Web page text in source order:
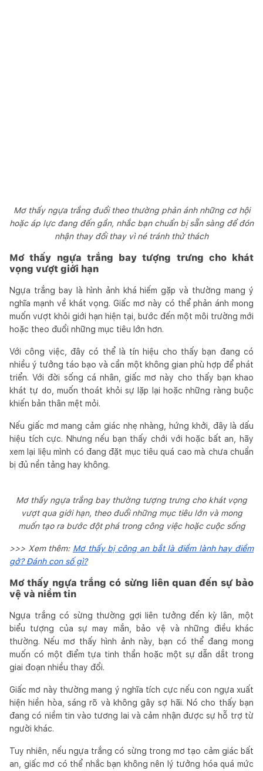
Mơ thấy ngựa trắng đuổi theo thường phản ánh những cơ hội
hoặc áp lực đang đến gần, nhắc bạn chuẩn bị sẵn sàng để đón
nhận thay đổi thay vì né tránh thử thách
Mơ thấy ngựa trắng bay tượng trưng cho khát
vọng vượt giới hạn
Ngựa trắng bay là hình ảnh khá hiếm gặp và thường mang ý
nghĩa mạnh về khát vọng. Giấc mơ này có thể phản ánh mong
muốn vượt khỏi giới hạn hiện tại, bước đến một môi trường mới
hoặc theo đuổi những mục tiêu lớn hơn.
Với công việc, đây có thể là tín hiệu cho thấy bạn đang có
nhiều ý tưởng táo bạo và cần một không gian phù hợp để phát
triển. Với đời sống cá nhân, giấc mơ này cho thấy bạn khao
khát tự do, muốn thoát khỏi sự lặp lại hoặc những ràng buộc
khiến bản thân mệt mỏi.
Nếu giấc mơ mang cảm giác nhẹ nhàng, hứng khởi, đây là dấu
hiệu tích cực. Nhưng nếu bạn thấy chới với hoặc bất an, hãy
xem lại liệu mình có đang đặt mục tiêu quá cao mà chưa chuẩn
bị đủ nền tảng hay không.
Mơ thấy ngựa trắng bay thường tượng trưng cho khát vọng
vượt qua giới hạn, theo đuổi những mục tiêu lớn và mong
muốn tạo ra bước đột phá trong công việc hoặc cuộc sống
>>> Xem thêm: Mơ thấy bị công an bắt là điềm lành hay điềm
gở? Đánh con số gì?
Mơ thấy ngựa trắng có sừng liên quan đến sự bảo
vệ và niềm tin
Ngựa trắng có sừng thường gợi liên tưởng đến kỳ lân, một
biểu tượng của sự may mắn, bảo vệ và những điều khác
thường. Nếu mơ thấy hình ảnh này, bạn có thể đang mong
muốn có một điểm tựa tinh thần hoặc một sự dẫn dắt trong
giai đoạn nhiều thay đổi.
Giấc mơ này thường mang ý nghĩa tích cực nếu con ngựa xuất
hiện hiền hòa, sáng rõ và không gây sợ hãi. Nó cho thấy bạn
đang có niềm tin vào tương lai và cảm nhận được sự hỗ trợ từ
người khác.
Tuy nhiên, nếu ngựa trắng có sừng trong mơ tạo cảm giác bất
an, giấc mơ có thể nhắc bạn không nên lý tưởng hóa quá mức